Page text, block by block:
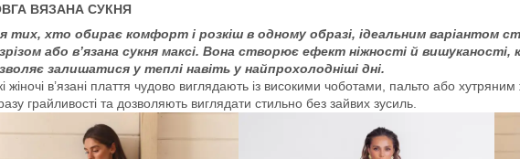
ВЯЗАНА СУКНЯ
тих, хто обирає комфорт і розкіш в одному образі, ідеальним варіантом
або в’язана сукня максі. Вона створює ефект ніжності й вишуканості,
залишатися у теплі навіть у найпрохолодніші дні.
жіночі в’язані плаття чудово виглядають із високими чоботами, пальто або
грайливості та дозволяють виглядати стильно без зайвих зусиль.